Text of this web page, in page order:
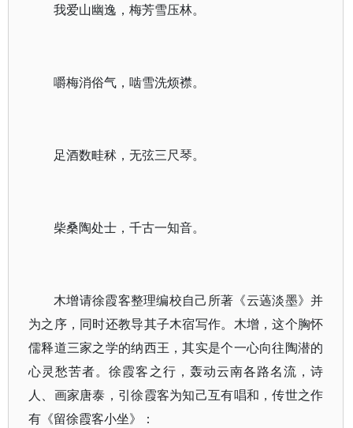
我爱山幽逸，梅芳雪压林。
嚼梅消俗气，啮雪洗烦襟。
足酒数畦秫，无弦三尺琴。
柴桑陶处士，千古一知音。
木增请徐霞客整理编校自己所著《云薖淡墨》并
为之序，同时还教导其子木宿写作。木增，这个胸怀
儒释道三家之学的纳西王，其实是个一心向往陶潜的
心灵愁苦者。徐霞客之行，轰动云南各路名流，诗
人、画家唐泰，引徐霞客为知己互有唱和，传世之作
有《留徐霞客小坐》：